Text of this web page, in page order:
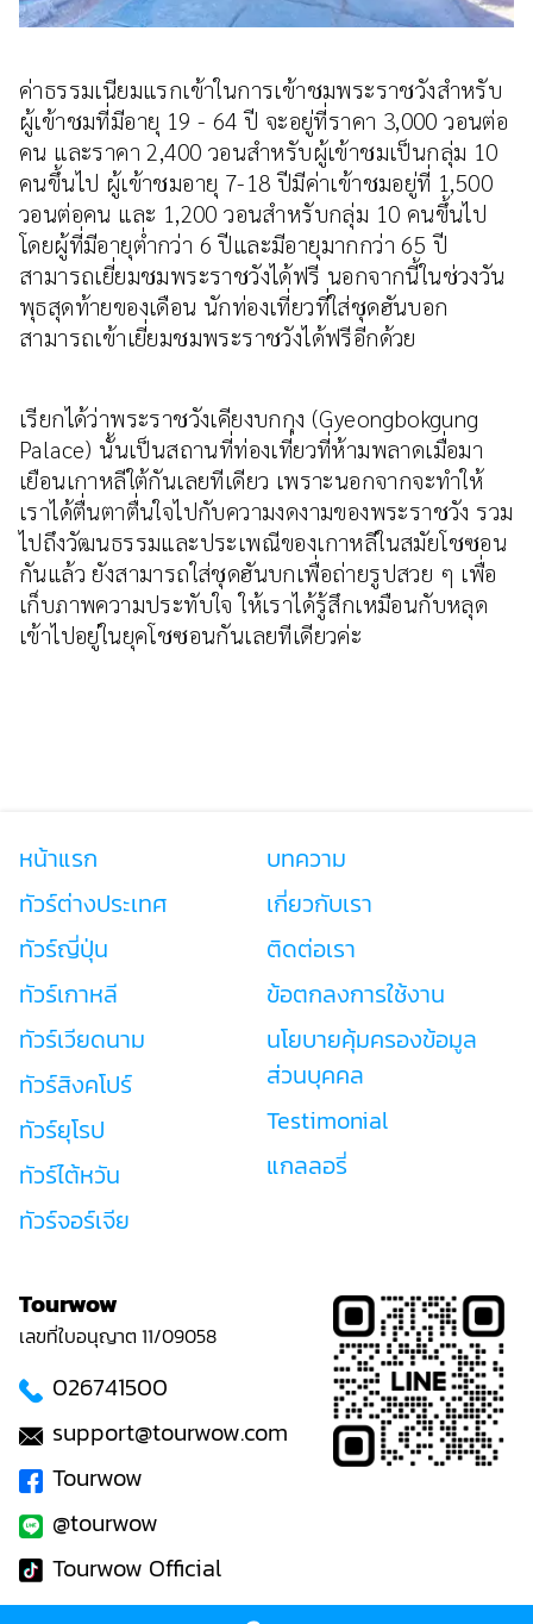
ค่าธรรมเนียมแรกเข้าในการเข้าชมพระราชวังสำหรับ
ผู้เข้าชมที่มีอายุ 19 - 64 ปี จะอยู่ที่ราคา 3,000 วอนต่อ
คน และราคา 2,400 วอนสำหรับผู้เข้าชมเป็นกลุ่ม 10
คนขึ้นไป ผู้เข้าชมอายุ 7-18 ปีมีค่าเข้าชมอยู่ที่ 1,500
วอนต่อคน และ 1,200 วอนสำหรับกลุ่ม 10 คนขึ้นไป
โดยผู้ที่มีอายุต่ำกว่า 6 ปีและมีอายุมากกว่า 65 ปี
สามารถเยี่ยมชมพระราชวังได้ฟรี นอกจากนี้ในช่วงวัน
พุธสุดท้ายของเดือน นักท่องเที่ยวที่ใส่ชุดฮันบอก
สามารถเข้าเยี่ยมชมพระราชวังได้ฟรีอีกด้วย
เรียกได้ว่าพระราชวังเคียงบกกุง (Gyeongbokgung
Palace) นั้นเป็นสถานที่ท่องเที่ยวที่ห้ามพลาดเมื่อมา
เยือนเกาหลีใต้กันเลยทีเดียว เพราะนอกจากจะทำให้
เราได้ตื่นตาตื่นใจไปกับความงดงามของพระราชวัง รวม
ไปถึงวัฒนธรรมและประเพณีของเกาหลีในสมัยโชซอน
กันแล้ว ยังสามารถใส่ชุดฮันบกเพื่อถ่ายรูปสวย ๆ เพื่อ
เก็บภาพความประทับใจ ให้เราได้รู้สึกเหมือนกับหลุด
เข้าไปอยู่ในยุคโชซอนกันเลยทีเดียวค่ะ
หน้าแรก
ทัวร์ต่างประเทศ
ทัวร์ญี่ปุ่น
ทัวร์เกาหลี
ทัวร์เวียดนาม
ทัวร์สิงคโปร์
ทัวร์ยุโรป
ทัวร์ไต้หวัน
ทัวร์จอร์เจีย
บทความ
เกี่ยวกับเรา
ติดต่อเรา
ข้อตกลงการใช้งาน
นโยบายคุ้มครองข้อมูล
ส่วนบุคคล
Testimonial
แกลลอรี่
Tourwow
เลขที่ใบอนุญาต 11/09058
026741500
support@tourwow.com
Tourwow
@tourwow
Tourwow Official